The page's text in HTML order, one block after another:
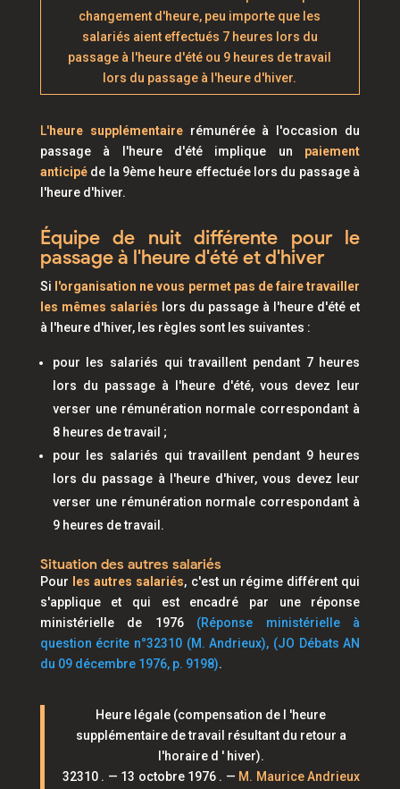
changement d'heure, peu importe que les
salariés aient effectués 7 heures lors du
passage à l'heure d'été ou 9 heures de travail
lors du passage à l'heure d'hiver.
L'heure supplémentairerémunérée à l'occasion du
passage à l'heure d'été implique un
paiement
anticipéde la 9ème heure effectuée lors du passage à
l'heure d'hiver.
Équipe de nuit différente pour le
passage à l'heure d'été et d'hiver
Si l'organisation ne vous permet pas de faire travailler
les mêmes salariés lors du passage à l'heure d'été et
à l'heure d'hiver, les règles sont les suivantes :
pour les salariés qui travaillent pendant 7 heures
lors du passage à l'heure d'été, vous devez leur
verser une rémunération normale correspondant à
8 heures de travail ;
pour les salariés qui travaillent pendant 9 heures
lors du passage à l'heure d'hiver, vous devez leur
verser une rémunération normale correspondant à
9 heures de travail.
Situation des autres salariés
Pour les autres salariés, c'est un régime différent qui
s'applique et qui est encadré par une réponse
ministérielle de 1976 (Réponse ministérielle à
question écrite n°32310 (M. Andrieux), (JO Débats AN
du 09 décembre 1976, p. 9198).
Heure légale (compensation de l 'heure
supplémentaire de travail résultant du retour a
l'horaire d ' hiver).
32310 . — 13 octobre 1976 . — M. Maurice Andrieux